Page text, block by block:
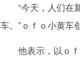
“今天，人们在新
车。”ｏｆｏ小黄车
他表示，以ｏｆ